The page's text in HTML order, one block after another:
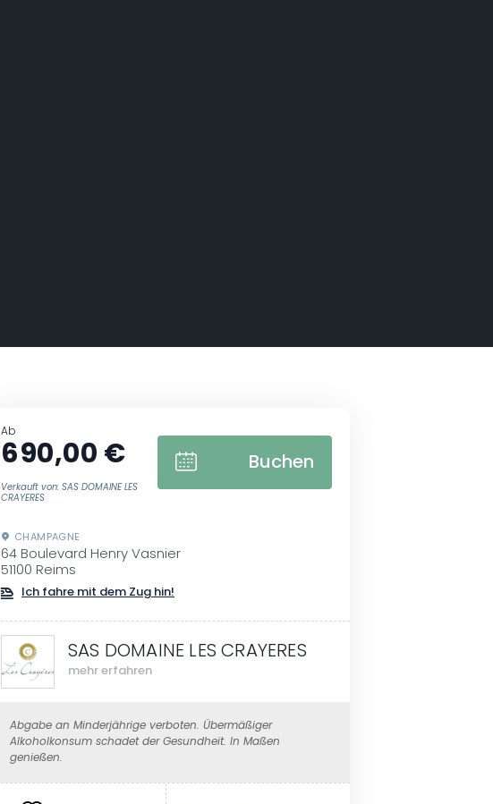
Ab
690,00 €
Verkauft von: SAS DOMAINE LES
CRAYERES
Buchen
CHAMPAGNE
64 Boulevard Henry Vasnier
51100 Reims
Ich fahre mit dem Zug hin!
SAS DOMAINE LES CRAYERES
mehr erfahren
Abgabe an Minderjährige verboten. Übermäßiger
Alkoholkonsum schadet der Gesundheit. In Maßen
genießen.